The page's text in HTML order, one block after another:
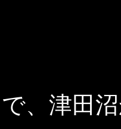
、津田